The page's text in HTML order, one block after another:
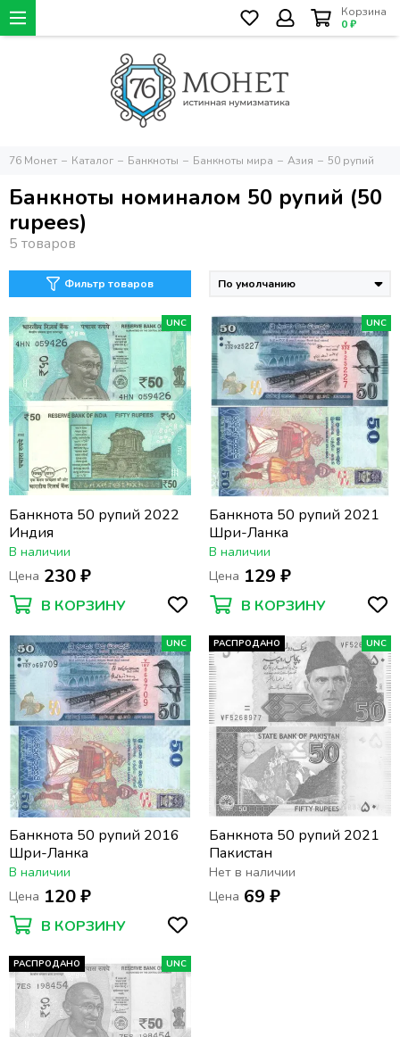
Корзина
0 ₽
76 Монет Каталог Банкноты Банкноты мира Азия 50 рупий
Банкноты номиналом 50 рупий (50
rupees)
Фильтр товаров
UNC
Банкнота 50 рупий 2022
Индия
В наличии
Цена 230 ₽
В КОРЗИНУ
UNC
Банкнота 50 рупий 2021
Шри-Ланка
В наличии
Цена 129 ₽
В КОРЗИНУ
UNC
Банкнота 50 рупий 2016
Шри-Ланка
В наличии
Цена 120 ₽
В КОРЗИНУ
РАСПРОДАНО UNC
Банкнота 50 рупий 2021
Пакистан
Нет в наличии
Цена 69 ₽
РАСПРОДАНО UNC